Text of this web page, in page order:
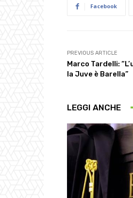
Facebook
PREVIOUS ARTICLE
Marco Tardelli:
la Juve è Barella”
LEGGI ANCHE